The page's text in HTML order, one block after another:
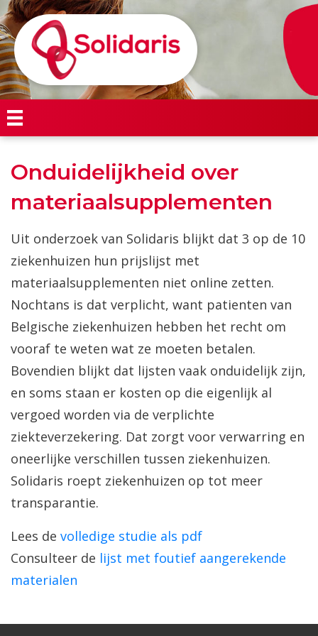
Onduidelijkheid over
materiaalsupplementen
Uit onderzoek van Solidaris blijkt dat 3 op de 10
ziekenhuizen hun prijslijst met
materiaalsupplementen niet online zetten.
Nochtans is dat verplicht, want patienten van
Belgische ziekenhuizen hebben het recht om
vooraf te weten wat ze moeten betalen.
Bovendien blijkt dat lijsten vaak onduidelijk zijn,
en soms staan er kosten op die eigenlijk al
vergoed worden via de verplichte
ziekteverzekering. Dat zorgt voor verwarring en
oneerlijke verschillen tussen ziekenhuizen.
Solidaris roept ziekenhuizen op tot meer
transparantie.
Lees de volledige studie als pdf
Consulteer de lijst met foutief aangerekende
materialen